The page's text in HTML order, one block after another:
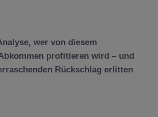
wer von diesem
profitieren wird – und
Rückschlag erlitten